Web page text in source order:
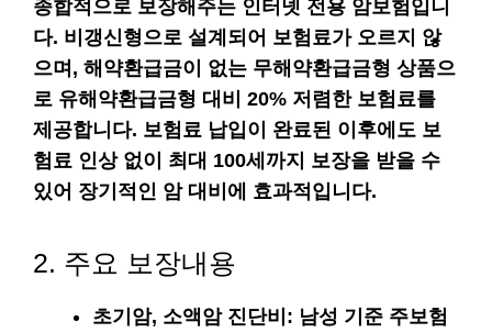
종합적으로 보장해주는 인터넷 전용 암보험입니
다. 비갱신형으로 설계되어 보험료가 오르지 않
으며, 해약환급금이 없는 무해약환급금형 상품으
로 유해약환급금형 대비 20% 저렴한 보험료를
제공합니다. 보험료 납입이 완료된 이후에도 보
험료 인상 없이 최대 100세까지 보장을 받을 수
있어 장기적인 암 대비에 효과적입니다.
2. 주요 보장내용
초기암, 소액암 진단비 : 남성 기준 주보험